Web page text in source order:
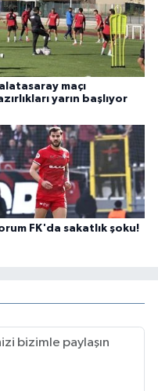
maçı
yarın başlıyor
FK'da sakatlık şoku!